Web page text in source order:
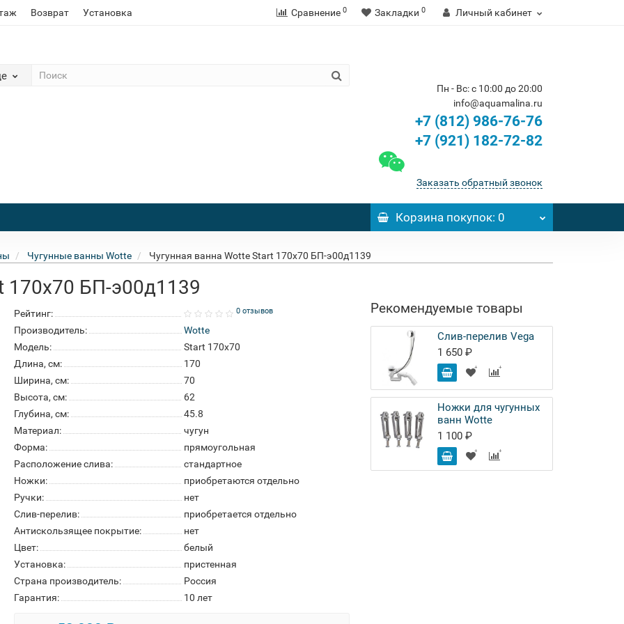
Возврат Установка Сравнение 0 Закладки 0 Личный кабинет
Пн - Вс: с 10:00 до 20:00
info@aquamalina.ru
+7 (812) 986-76-76
+7 (921) 182-72-82
Заказать обратный звонок
Корзинапокупок: 0
Чугунные ванны Wotte Чугунная ванна Wotte Start 170x70 БП-э00д1139
170x70 БП-э00д1139
Рейтинг: 0 отзывов
Производитель:
Wotte
Модель:
Start 170x70
Длина, см:
170
Ширина, см:
70
Высота, см:
62
Глубина, см:
45.8
Материал:
чугун
Форма:
прямоугольная
Расположение слива:
стандартное
Ножки:
приобретаются отдельно
Ручки:
нет
Слив-перелив:
приобретается отдельно
Антискользящее покрытие:
нет
Цвет:
белый
Установка:
пристенная
Страна производитель:
Россия
Гарантия:
10 лет
Рекомендуемые товары
Слив-перелив Vega
1 650 ₽
Ножки для чугунных
ванн Wotte
1 100 ₽